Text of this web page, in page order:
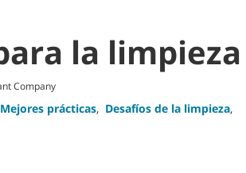
la
Company
Mejores prácticas, Desafíos de la limpieza,